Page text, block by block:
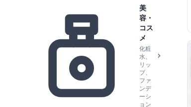
美
容・
コス
メ
化粧
水、
リッ
プ、
ファ
ンデ
ーシ
ョン